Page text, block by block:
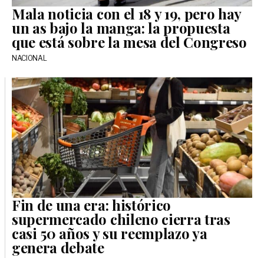
Mala noticia con el 18 y 19, pero hay
un as bajo la manga: la propuesta
que está sobre la mesa del Congreso
NACIONAL
Fin de una era: histórico
supermercado chileno cierra tras
casi 50 años y su reemplazo ya
genera debate